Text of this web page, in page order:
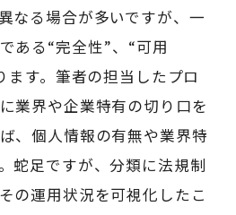
なる場合が多いですが、一
ある“完全性”、“可用
ます。筆者の担当したプロ
業界や企業特有の切り口を
、個人情報の有無や業界特
蛇足ですが、分類に法規制
の運用状況を可視化したこ